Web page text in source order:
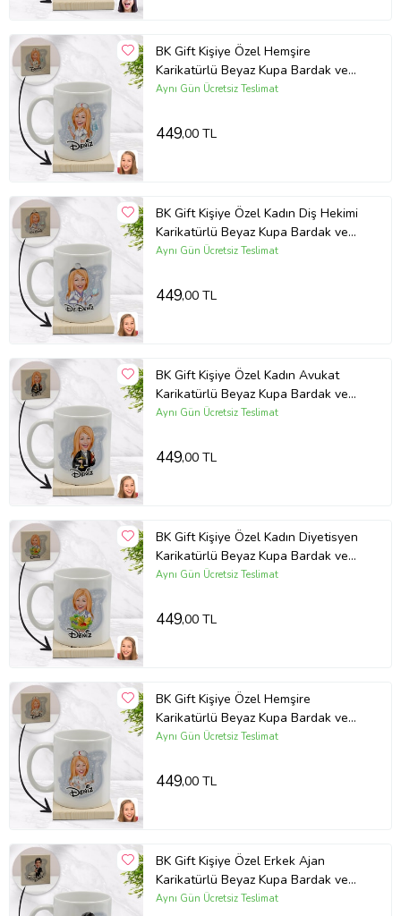
BK Gift Kişiye Özel Hemşire
Karikatürlü Beyaz Kupa Bardak ve
Ahşap Bardak Altlığı Hediye Seti -
Aynı Gün Ücretsiz Teslimat
449,00 TL
BK Gift Kişiye Özel Kadın Diş Hekimi
Karikatürlü Beyaz Kupa Bardak ve
Ahşap Bardak Altlığı Hediye Seti -
Aynı Gün Ücretsiz Teslimat
449,00 TL
BK Gift Kişiye Özel Kadın Avukat
Karikatürlü Beyaz Kupa Bardak ve
Ahşap Bardak Altlığı Hediye Seti -
Aynı Gün Ücretsiz Teslimat
449,00 TL
BK Gift Kişiye Özel Kadın Diyetisyen
Karikatürlü Beyaz Kupa Bardak ve
Ahşap Bardak Altlığı Hediye Seti -
Aynı Gün Ücretsiz Teslimat
449,00 TL
BK Gift Kişiye Özel Hemşire
Karikatürlü Beyaz Kupa Bardak ve
Ahşap Bardak Altlığı Hediye Seti -
Aynı Gün Ücretsiz Teslimat
449,00 TL
BK Gift Kişiye Özel Erkek Ajan
Karikatürlü Beyaz Kupa Bardak ve
Ahşap Bardak Altlığı Hediye Seti -
Aynı Gün Ücretsiz Teslimat